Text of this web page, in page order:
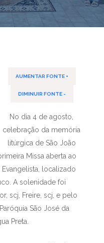
AUMENTAR FONTE +
DIMINUIR FONTE -
No dia 4 de agosto,
celebração da memória
litúrgica de São João
Missa aberta ao
localizado
A solenidade foi
scj, Freire, scj, e pelo
São José da
Preta.